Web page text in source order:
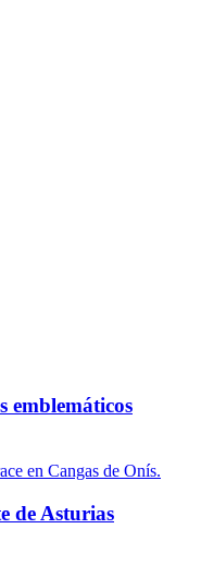
emblemáticos
de Asturias